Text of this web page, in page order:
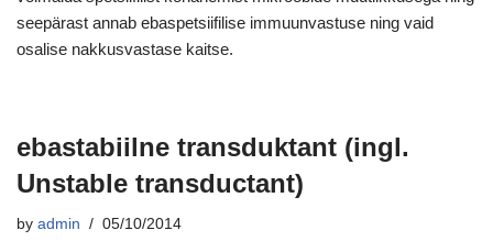
seepärast annab ebaspetsiifilise immuunvastuse ning vaid
osalise nakkusvastase kaitse.
ebastabiilne transduktant (ingl.
Unstable transductant)
by admin 05/10/2014